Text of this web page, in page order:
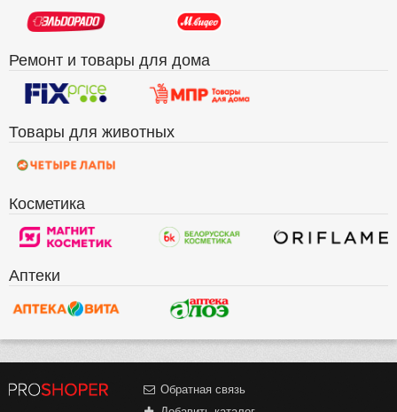
Ремонт и товары для дома
Товары для животных
Косметика
Аптеки
Обратная связь